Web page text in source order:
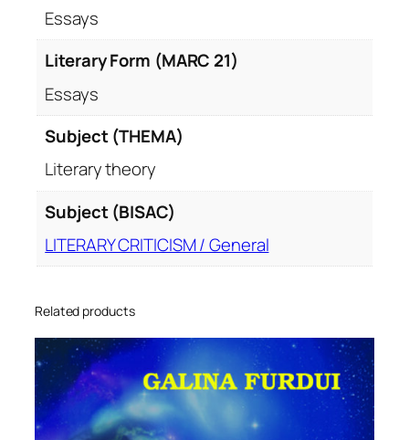
Essays
Literary Form (MARC 21)
Essays
Subject (THEMA)
Literary theory
Subject (BISAC)
LITERARY CRITICISM / General
Related products